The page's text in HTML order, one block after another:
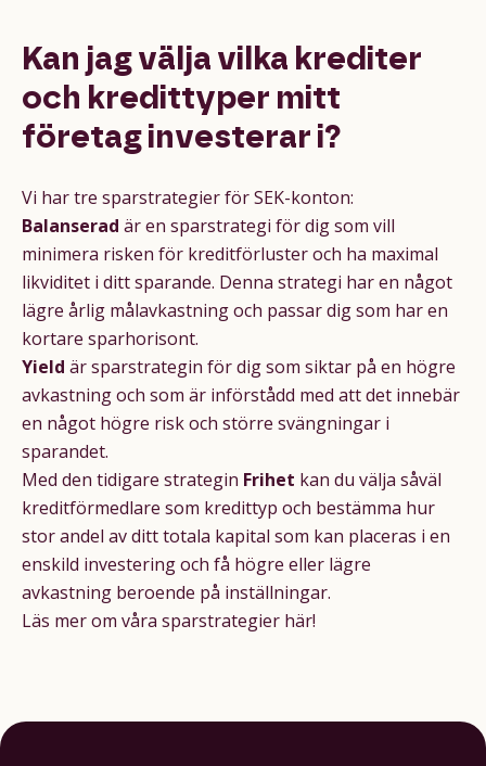
Kan jag välja vilka krediter
och kredittyper mitt
företag investerar i?
Vi har tre sparstrategier för SEK-konton:
Balanserad är en sparstrategi för dig som vill
minimera risken för kreditförluster och ha maximal
likviditet i ditt sparande. Denna strategi har en något
lägre årlig målavkastning och passar dig som har en
kortare sparhorisont.
Yield är sparstrategin för dig som siktar på en högre
avkastning och som är införstådd med att det innebär
en något högre risk och större svängningar i
sparandet.
Med den tidigare strategin Frihet kan du välja såväl
kreditförmedlare som kredittyp och bestämma hur
stor andel av ditt totala kapital som kan placeras i en
enskild investering och få högre eller lägre
avkastning beroende på inställningar.
Läs mer om våra sparstrategier här!